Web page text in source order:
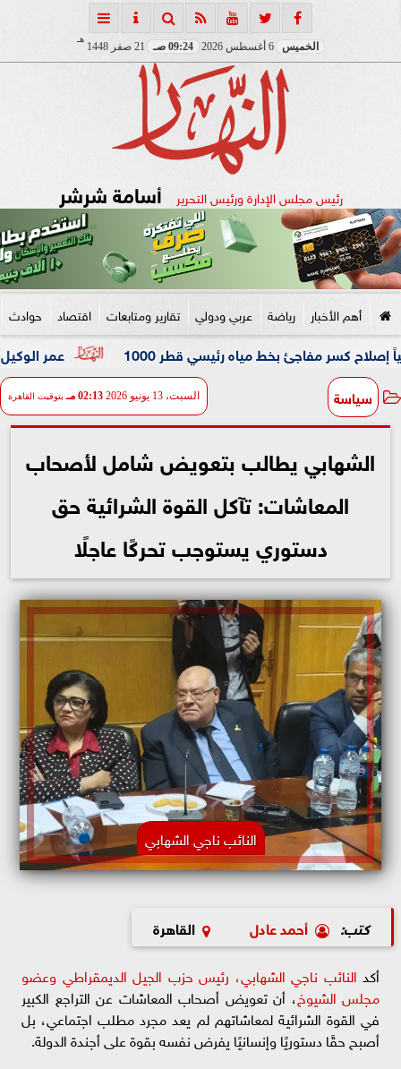
الخميس 09:24 صـ 21 صفر 1448
هـ
رئيس مجلس الإدارة ورئيس التحرير أسامة شرشر
أهم الأخبار رياضة عربي ودولي تقارير ومتابعات اقتصاد حوادث
عمر الوكيل ”بكار” بخط مياه رئيسي قطر 1000
سياسة السبت، 13 يونيو 2026 02:13 مـ بتوقيت القاهرة
الشهابي يطالب بتعويض شامل لأصحاب
المعاشات: تآكل القوة الشرائية حق
دستوري يستوجب تحركًا عاجلًا
النائب ناجي الشهابي
كتب: أحمد عادل القاهرة
أكد النائب ناجي الشهابي، رئيس حزب الجيل الديمقراطي وعضو
مجلس الشيوخ، أن تعويض أصحاب المعاشات عن التراجع الكبير
في القوة الشرائية لمعاشاتهم لم يعد مجرد مطلب اجتماعي، بل
أصبح حقًا دستوريًا وإنسانيًا يفرض نفسه بقوة على أجندة الدولة.